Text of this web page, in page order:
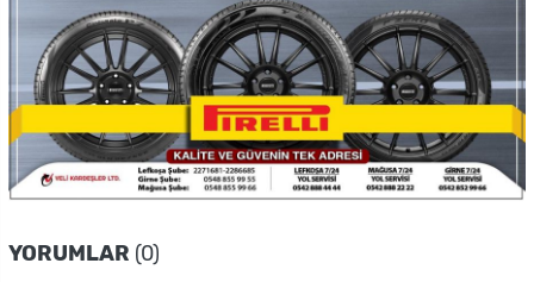
YORUMLAR (0)